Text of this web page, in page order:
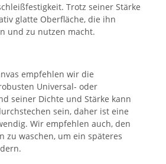
Trotz seiner Stärke
glatte Oberfläche, die ihn
und zu nutzen macht.
empfehlen wir die
Universal- oder
seiner Dichte und Stärke kann
sein, daher ist eine
Wir empfehlen auch, den
zu waschen, um ein späteres